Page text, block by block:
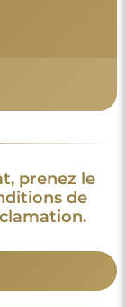
prenez le
de